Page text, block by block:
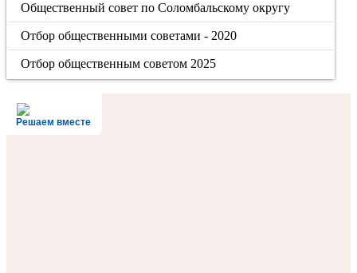
Общественный совет по Соломбальскому округу
Отбор общественными советами - 2020
Отбор общественным советом 2025
Решаем вместе